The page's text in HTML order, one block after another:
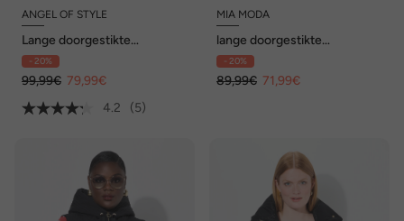
ANGEL OF STYLE
Lange doorgestikte
bodywarmer, A-lijn,
capuchon
- 20%
99,99€ 79,99€
4.2
(5)
MIA MODA
lange doorgestikte
bodywarmer, doorgestikte
en geweven stof, 2-weg rits
- 20%
89,99€ 71,99€